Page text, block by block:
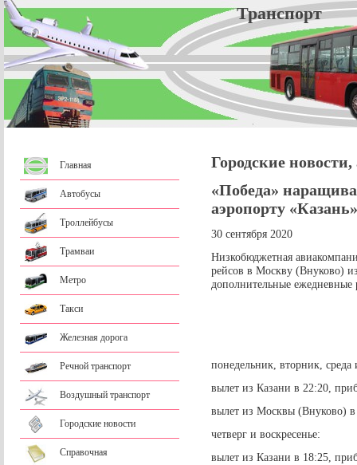
Главная
Автобусы
Троллейбусы
Трамваи
Метро
Такси
Железная дорога
Речной транспорт
Воздушный транспорт
Городские новости
Справочная
Городские
«Победа»
аэропорту
30 сентября 2020
Низкобюджетная
рейсов в Москву (Внуково)
дополнительные ежедневные
понедельник, вторник, среда
вылет из Казани в 22:20,
вылет из Москвы (Внуково)
четверг и воскресенье:
вылет из Казани в 18:25,